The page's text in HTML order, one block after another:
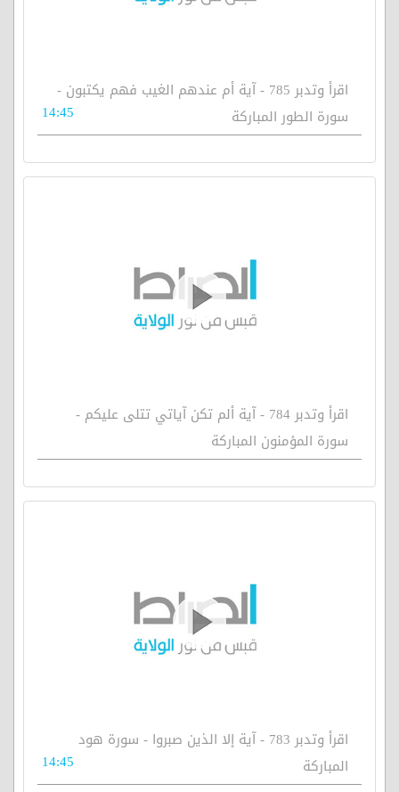
اقرأ وتدبر 785 - آية أم عندهم الغيب فهم يكتبون -
سورة الطور المباركة
14:45
اقرأ وتدبر 784 - آية ألم تكن آياتي تتلى عليكم -
سورة المؤمنون المباركة
اقرأ وتدبر 783 - آية إلا الذين صبروا - سورة هود
المباركة
14:45